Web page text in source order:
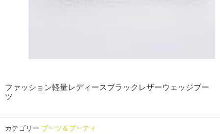
ファッション軽量レディースブラックレザーウェッジブー
ツ
カテゴリー ブーツ＆ブーティ